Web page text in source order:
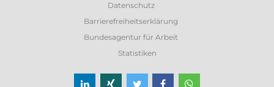
Datenschutz
Barrierefreiheitserklärung
Bundesagentur für Arbeit
Statistiken